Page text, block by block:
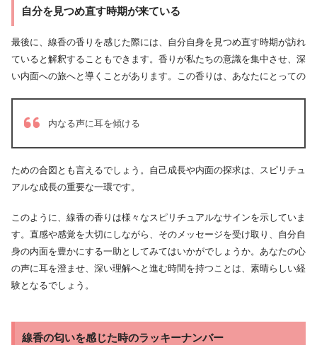
自分を見つめ直す時期が来ている
最後に、線香の香りを感じた際には、自分自身を見つめ直す時期が訪れ
ていると解釈することもできます。香りが私たちの意識を集中させ、深
い内面への旅へと導くことがあります。この香りは、あなたにとっての
内なる声に耳を傾ける
ための合図とも言えるでしょう。自己成長や内面の探求は、スピリチュ
アルな成長の重要な一環です。
このように、線香の香りは様々なスピリチュアルなサインを示していま
す。直感や感覚を大切にしながら、そのメッセージを受け取り、自分自
身の内面を豊かにする一助としてみてはいかがでしょうか。あなたの心
の声に耳を澄ませ、深い理解へと進む時間を持つことは、素晴らしい経
験となるでしょう。
線香の匂いを感じた時のラッキーナンバー